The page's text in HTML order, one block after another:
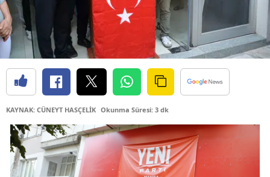
KAYNAK: CÜNEYT HASÇELİK Okunma Süresi: 3 dk